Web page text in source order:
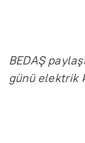
BEDAŞ
günü elektrik